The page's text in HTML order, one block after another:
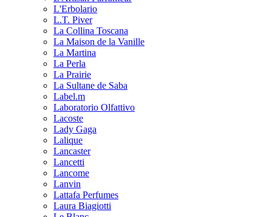
L'Erbolario
L.T. Piver
La Collina Toscana
La Maison de la Vanille
La Martina
La Perla
La Prairie
La Sultane de Saba
Label.m
Laboratorio Olfattivo
Lacoste
Lady Gaga
Lalique
Lancaster
Lancetti
Lancome
Lanvin
Lattafa Perfumes
Laura Biagiotti